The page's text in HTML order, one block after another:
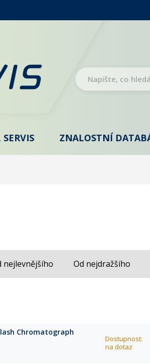
ZNALOSTNÍ
nejlevnějšího Od nejdražšího
Chromatograph
Dostupnost:
na dotaz